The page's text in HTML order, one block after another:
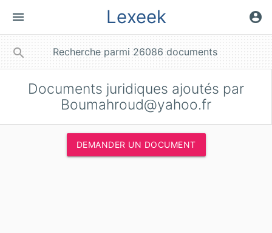
menu Lexeek account_circle
search
Documents juridiques ajoutés par
Boumahroud@yahoo.fr
DEMANDER UN DOCUMENT